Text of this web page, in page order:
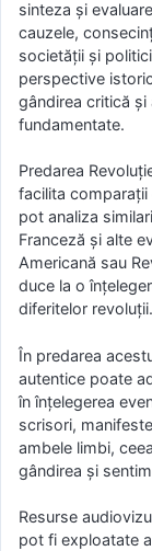
sinteza și
cauzele,
societății și
perspective
gândirea critică
fundamentate.
Predarea
facilita comparații
pot analiza
Franceză și alte
Americană sau
duce la o
diferitelor revoluții.
În predarea
autentice poate
în înțelegerea
scrisori,
ambele limbi,
gândirea și
Resurse
pot fi exploatate